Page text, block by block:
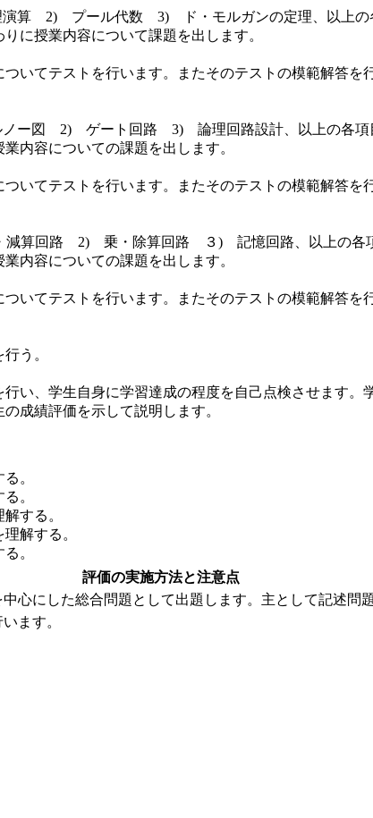
演算 2) プール代数 3) ド・モルガンの定理、以上の
に授業内容について課題を出します。
いてテストを行います。またそのテストの模範解答を
ノー図 2) ゲート回路 3) 論理回路設計、以上の各項
業内容についての課題を出します。
いてテストを行います。またそのテストの模範解答を
減算回路 2) 乗・除算回路 ３) 記憶回路、以上の各
内容についての課題を出します。
ついてテストを行います。またそのテストの模範解答を
う。
い、学生自身に学習達成の程度を自己点検させます。
成績評価を示して説明します。
。
。
する。
解する。
。
評価の実施方法と注意点
心にした総合問題として出題します。主として記述問
ます。